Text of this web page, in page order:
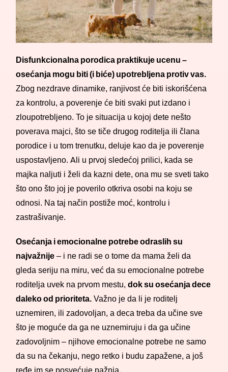
Disfunkcionalna porodica praktikuje ucenu –
osećanja mogu biti (i biće) upotrebljena protiv vas.
Zbog nezdrave dinamike, ranjivost će biti iskorišćena
za kontrolu, a poverenje će biti svaki put izdano i
zloupotrebljeno. To je situacija u kojoj dete nešto
poverava majci, što se tiče drugog roditelja ili člana
porodice i u tom trenutku, deluje kao da je poverenje
uspostavljeno. Ali u prvoj sledećoj prilici, kada se
majka naljuti i želi da kazni dete, ona mu se sveti tako
što ono što joj je poverilo otkriva osobi na koju se
odnosi. Na taj način postiže moć, kontrolu i
zastrašivanje.
Osećanja i emocionalne potrebe odraslih su
najvažnije – i ne radi se o tome da mama želi da
gleda seriju na miru, već da su emocionalne potrebe
roditelja uvek na prvom mestu,dok su osećanja dece
daleko od prioriteta. Važno je da li je roditelj
uznemiren, ili zadovoljan, a deca treba da učine sve
što je moguće da ga ne uznemiruju i da ga učine
zadovoljnim – njihove emocionalne potrebe ne samo
da su na čekanju, nego retko i budu zapažene, a još